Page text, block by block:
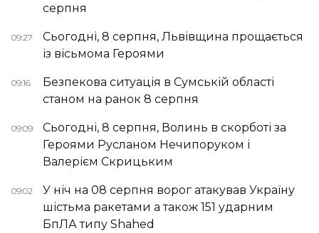
серпня
09:27
Сьогодні, 8 серпня, Львівщина прощається
із вісьмома Героями
09:16
Безпекова ситуація в Сумській області
станом на ранок 8 серпня
09:09
Сьогодні, 8 серпня, Волинь в скорботі за
Героями Русланом Нечипоруком і
Валерієм Скрицьким
09:02
У ніч на 08 серпня ворог атакував Україну
шістьма ракетами а також 151 ударним
БпЛА типу Shahed